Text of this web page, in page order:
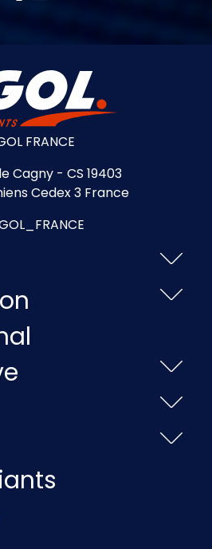
FRANCE
Cagny - CS 19403
Cedex 3 France